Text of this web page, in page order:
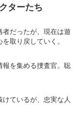
ターたち
だったが、現在は遊
取り戻していく。
を集める捜査官。聡
ているが、忠実な人